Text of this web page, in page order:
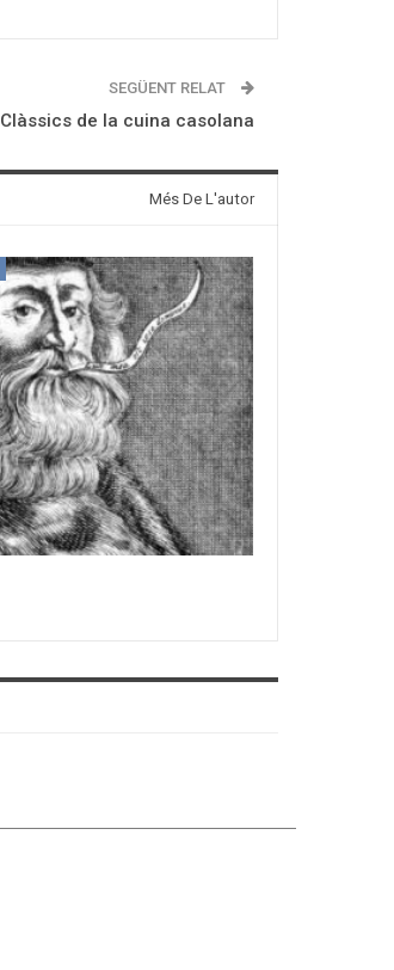
SEGÜENT RELAT
Clàssics de la cuina casolana
Més De L'autor